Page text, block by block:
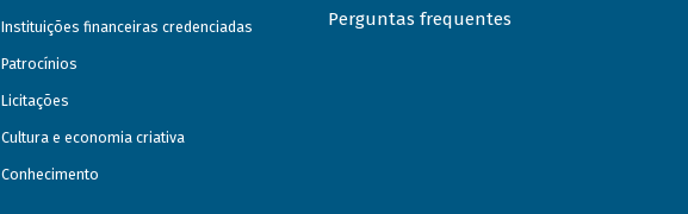
Instituições financeiras credenciadas
Patrocínios
Licitações
Cultura e economia criativa
Conhecimento
Perguntas frequentes